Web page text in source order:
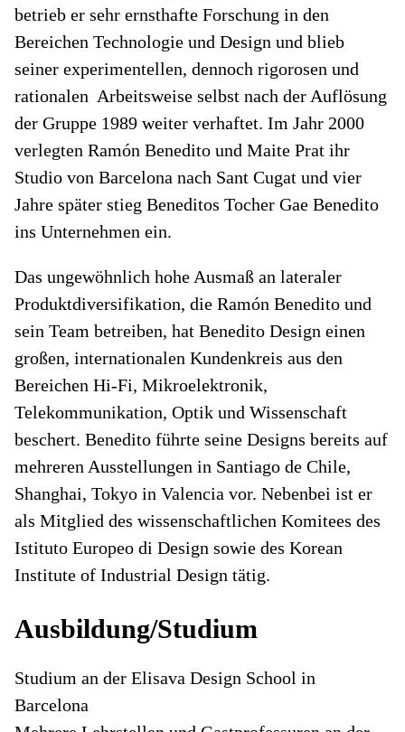
betrieb er sehr ernsthafte Forschung in den
Bereichen Technologie und Design und blieb
seiner experimentellen, dennoch rigorosen und
rationalen Arbeitsweise selbst nach der Auflösung
der Gruppe 1989 weiter verhaftet. Im Jahr 2000
verlegten Ramón Benedito und Maite Prat ihr
Studio von Barcelona nach Sant Cugat und vier
Jahre später stieg Beneditos Tocher Gae Benedito
ins Unternehmen ein.
Das ungewöhnlich hohe Ausmaß an lateraler
Produktdiversifikation, die Ramón Benedito und
sein Team betreiben, hat Benedito Design einen
großen, internationalen Kundenkreis aus den
Bereichen Hi-Fi, Mikroelektronik,
Telekommunikation, Optik und Wissenschaft
beschert. Benedito führte seine Designs bereits auf
mehreren Ausstellungen in Santiago de Chile,
Shanghai, Tokyo in Valencia vor. Nebenbei ist er
als Mitglied des wissenschaftlichen Komitees des
Istituto Europeo di Design sowie des Korean
Institute of Industrial Design tätig.
Ausbildung/Studium
Studium an der Elisava Design School in
Barcelona